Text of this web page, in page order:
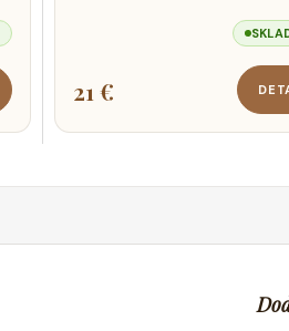
21 €